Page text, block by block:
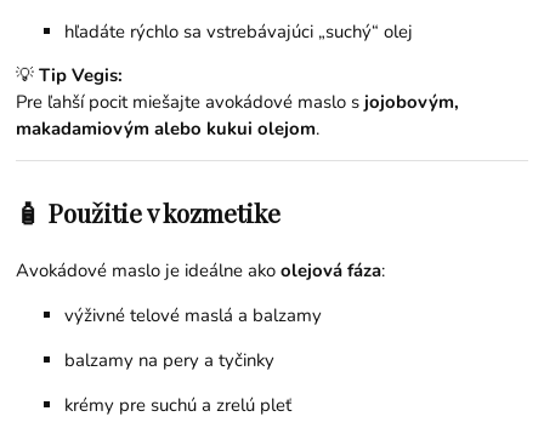
hľadáte rýchlo sa vstrebávajúci „suchý“ olej
💡Tip Vegis:
Pre ľahší pocit miešajte avokádové maslo s jojobovým,
makadamiovým alebo kukui olejom.
🧴 Použitie v kozmetike
Avokádové maslo je ideálne akoolejová fáza:
výživné telové maslá a balzamy
balzamy na pery a tyčinky
krémy pre suchú a zrelú pleť